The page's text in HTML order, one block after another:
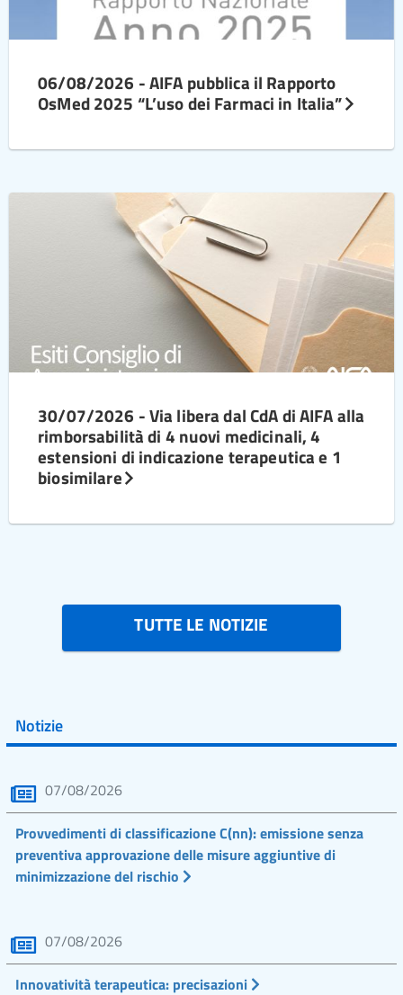
06/08/2026 - AIFA pubblica il Rapporto
OsMed 2025 “L’uso dei Farmaci in Italia”
30/07/2026 - Via libera dal CdA di AIFA alla
rimborsabilità di 4 nuovi medicinali, 4
estensioni di indicazione terapeutica e 1
biosimilare
TUTTE LE NOTIZIE
Notizie
07/08/2026
Provvedimenti di classificazione C(nn): emissione senza
preventiva approvazione delle misure aggiuntive di
minimizzazione del rischio
07/08/2026
Innovatività terapeutica: precisazioni